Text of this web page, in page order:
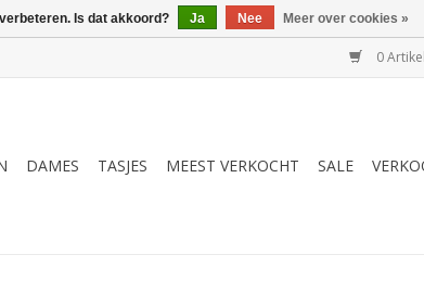
0
DAMES TASJES MEEST VERKOCHT SALE
Is dat akkoord? Ja Nee Meer over cookies »